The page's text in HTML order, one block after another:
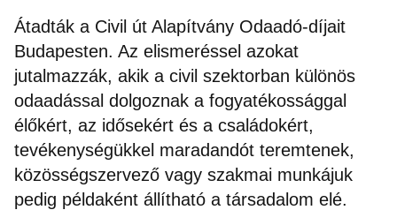
Átadták a Civil út Alapítvány Odaadó-díjait
Budapesten. Az elismeréssel azokat
jutalmazzák, akik a civil szektorban különös
odaadással dolgoznak a fogyatékossággal
élőkért, az idősekért és a családokért,
tevékenységükkel maradandót teremtenek,
közösségszervező vagy szakmai munkájuk
pedig példaként állítható a társadalom elé.